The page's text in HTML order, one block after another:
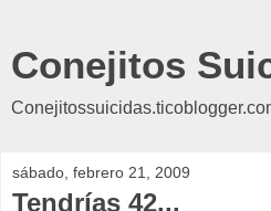
Conejitos
sábado, febrero 21, 2009
Tendrías 42...